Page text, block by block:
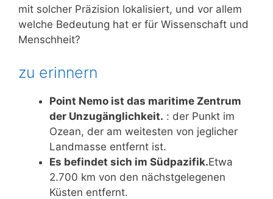
mit solcher Präzision lokalisiert, und vor allem
welche Bedeutung hat er für Wissenschaft und
Menschheit?
zu erinnern
Point Nemo ist das maritime Zentrum
der Unzugänglichkeit. : der Punkt im
Ozean, der am weitesten von jeglicher
Landmasse entfernt ist.
Es befindet sich im Südpazifik.Etwa
2.700 km von den nächstgelegenen
Küsten entfernt.